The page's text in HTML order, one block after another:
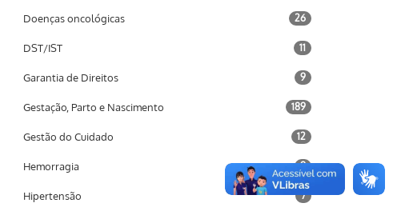
Doenças oncológicas 26
DST/IST 11
Garantia de Direitos 9
Gestação, Parto e Nascimento 189
Gestão do Cuidado 12
Hemorragia 9
Hipertensão 7